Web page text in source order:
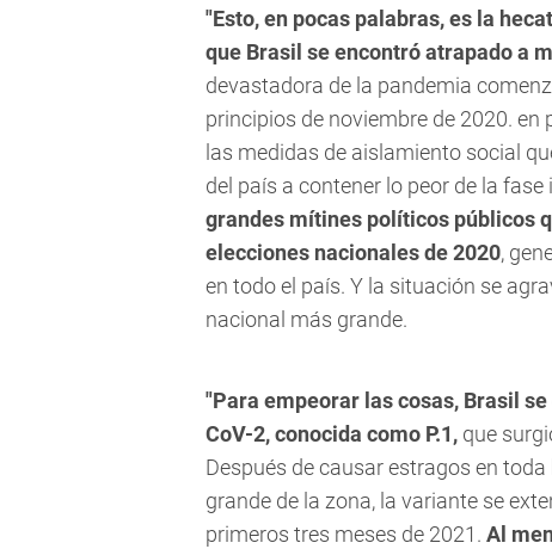
"Esto, en pocas palabras, es la
que Brasil se encontró atrapado a
devastadora de la pandemia
principios de noviembre de 2020.
las medidas de aislamiento social
del país a contener lo peor de la
grandes mítines políticos públicos
elecciones nacionales de 2020,
en todo el país. Y la situación se
nacional más grande.
"Para empeorar las cosas, Brasil
CoV-2,conocida como P.1, que
Después de causar estragos en
grande de la zona, la variante se
primeros tres meses de 2021. Al